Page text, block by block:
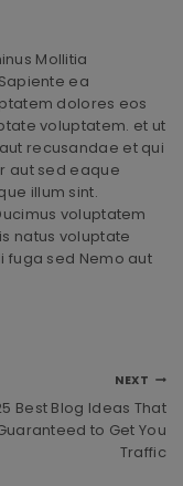
Mollitia
ea
dolores eos
voluptatem. et ut
recusandae et qui
aut sed eaque
illum sint.
voluptatem
natus voluptate
fuga sed Nemo aut
NEXT
Best Blog Ideas That
to Get You
Traffic